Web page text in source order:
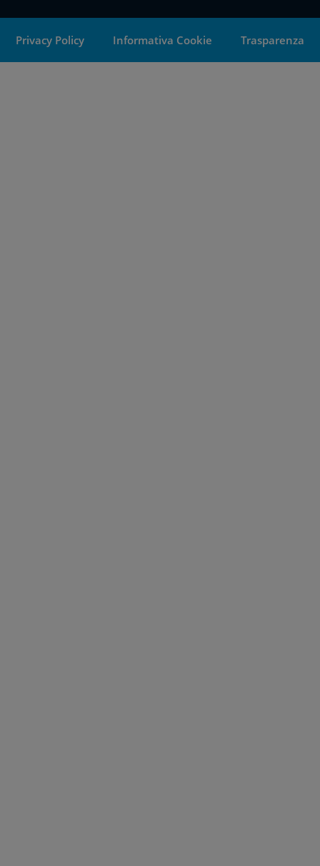
Privacy Policy Informativa Cookie Trasparenza